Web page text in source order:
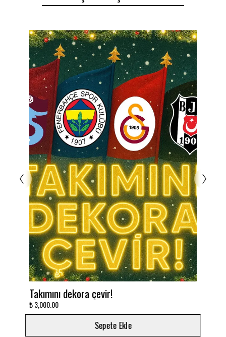
görünüm sunarak mekanınızı canlandırır. Uzun
ömürlü ve enerji tasarruflu yapısıyla, hem
ekonomik hem de çevre dostudur. Kurulumu
oldukça kolaydır; vida kiti ve 3M Komut Şeritleri
ile hızlıca yerleştirilebilir.
Marilyn Monroe Büyük Neon Tabela , kendiniz veya
Marilyn Monroe hayranı olan arkadaşlarınız için
anlamlı bir hediye seçeneği sunar. Bu tabela, yaşam
alanınıza sanatsal bir hava katarken, geçmişin
büyüsünü de günümüze taşır. Eğlenceli ve stil
sahibi bir atmosfer yaratmanın en güzel yolu!
Takımını dekora çevir!
₺ 3,000.00
Sepete Ekle